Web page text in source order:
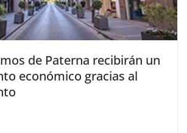
de Paterna recibirán un
económico gracias al